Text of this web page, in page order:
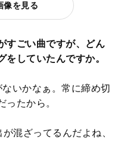
像を見る
ごい曲ですが、どん
していたんですか。
いかなぁ。常に締め切
ったから。
混ざってるんだよね、